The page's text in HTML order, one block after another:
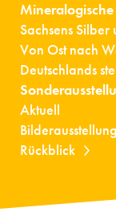
Sachsens
Von Ost nach
Deutschlands
Aktuell
Bilderausstellung
Rückblick